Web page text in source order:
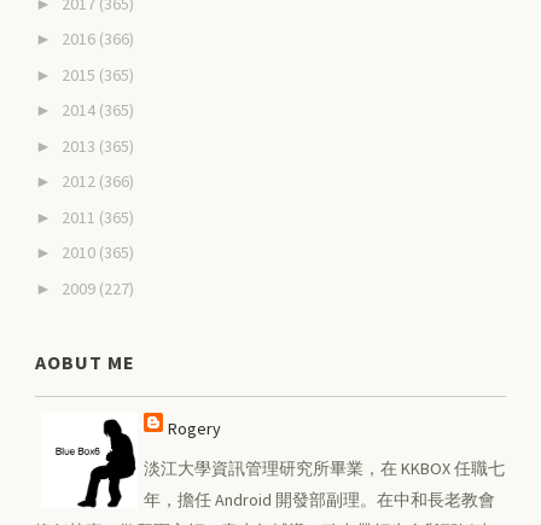
► 2016 (366)
► 2015 (365)
► 2014 (365)
► 2013 (365)
► 2012 (366)
► 2011 (365)
► 2010 (365)
► 2009 (227)
AOBUT ME
Rogery
淡江大學資訊管理研究所畢業，在 KKBOX 任職七
年，擔任 Android 開發部副理。在中和長老教會